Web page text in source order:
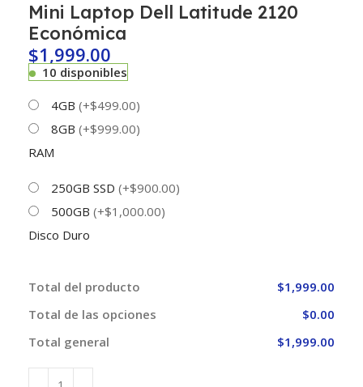
Mini Laptop Dell Latitude 2120
Económica
$1,999.00
10 disponibles
4GB(+$499.00)
8GB(+$999.00)
RAM
250GB SSD(+$900.00)
500GB(+$1,000.00)
Disco Duro
Total del producto
$1,999.00
Total de las opciones
$0.00
Total general
$1,999.00